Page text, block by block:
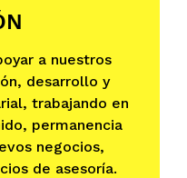
a nuestros
desarrollo y
trabajando en
permanencia
negocios,
de asesoría.